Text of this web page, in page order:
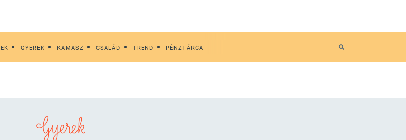
GYEREK KAMASZ CSALÁD TREND PÉNZTÁRCA
Gyerek